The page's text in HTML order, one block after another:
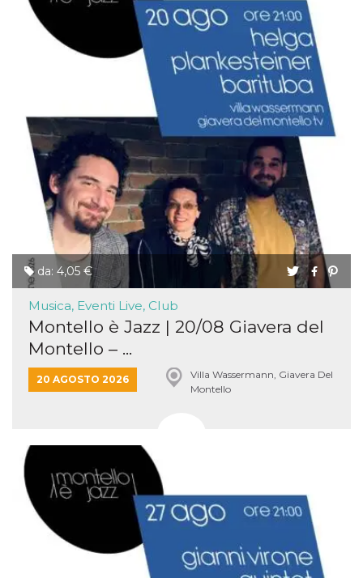
da: 4,05 €
Musica, Eventi Live, Club
Montello è Jazz | 20/08 Giavera del
Montello – ...
20 AGOSTO 2026
Villa Wassermann, Giavera Del
Montello